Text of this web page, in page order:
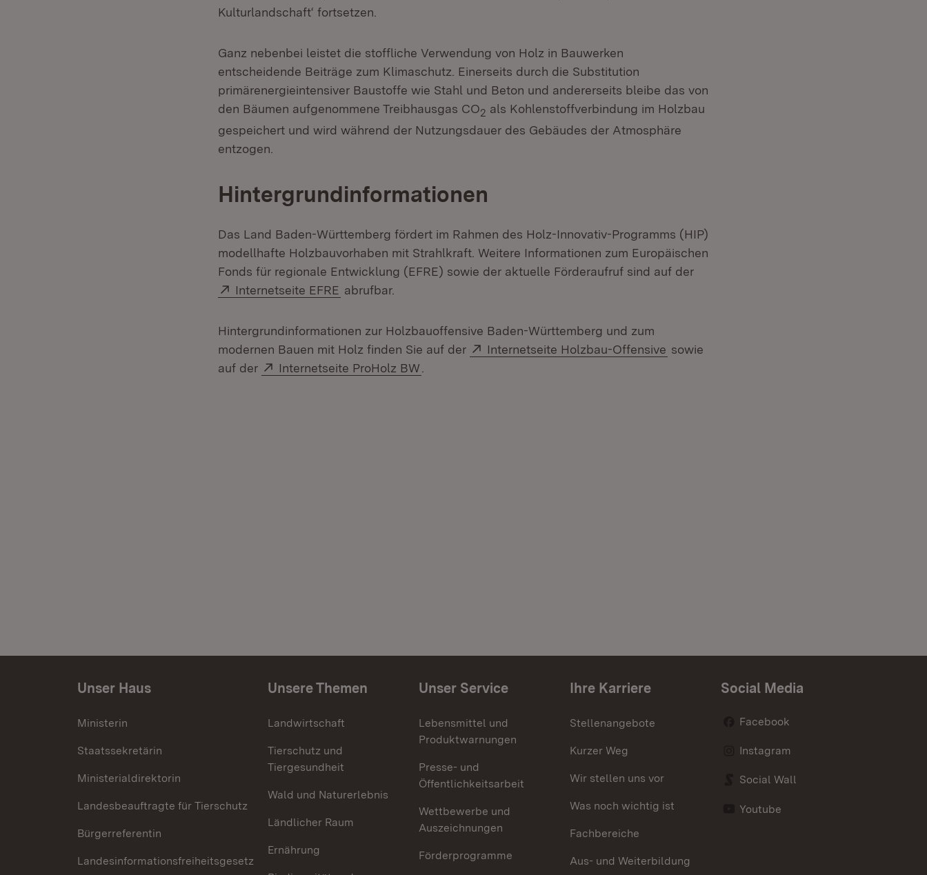
Kulturlandschaft‘ fortsetzen.
Ganz nebenbei leistet die stoffliche Verwendung von Holz in Bauwerken
entscheidende Beiträge zum Klimaschutz. Einerseits durch die Substitution
primärenergieintensiver Baustoffe wie Stahl und Beton und andererseits bleibe das von
den Bäumen aufgenommene Treibhausgas CO2 als Kohlenstoffverbindung im Holzbau
gespeichert und wird während der Nutzungsdauer des Gebäudes der Atmosphäre
entzogen.
Hintergrundinformationen
Das Land Baden-Württemberg fördert im Rahmen des Holz-Innovativ-Programms (HIP)
modellhafte Holzbauvorhaben mit Strahlkraft. Weitere Informationen zum Europäischen
Fonds für regionale Entwicklung (EFRE) sowie der aktuelle Förderaufruf sind auf der
Extern:
Internetseite EFRE (Öffnet in neuem Fenster)
abrufbar.
Hintergrundinformationen zur Holzbauoffensive Baden-Württemberg und zum
modernen Bauen mit Holz finden Sie auf der
Extern:
Internetseite Holzbau-Offensive (Öffnet in neuem Fenster)
sowie
auf der
Extern:
Internetseite ProHolz BW
Unser Haus
Ministerin
Staatssekretärin
Ministerialdirektorin
Landesbeauftragte für Tierschutz
Bürgerreferentin
Landesinformationsfreiheitsgesetz
Unsere Themen
Landwirtschaft
Tierschutz und
Tiergesundheit
Wald und Naturerlebnis
Ländlicher Raum
Ernährung
Unser Service
Lebensmittel und
Produktwarnungen
Presse- und
Öffentlichkeitsarbeit
Wettbewerbe und
Auszeichnungen
Förderprogramme
Ihre Karriere
Stellenangebote
Kurzer Weg
Wir stellen uns vor
Was noch wichtig ist
Fachbereiche
Aus- und Weiterbildung
Social Media
Facebook
Instagram
Social Wall
Youtube